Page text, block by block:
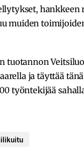
hankkeen
muiden
tuotannon
ja täyttää
työntekijää